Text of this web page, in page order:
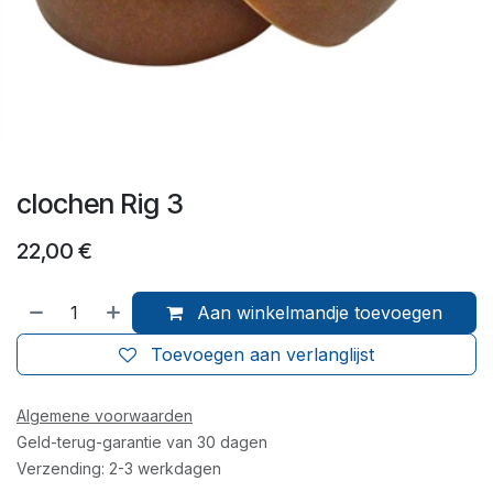
clochen Rig 3
22,00 €
Aan winkelmandje toevoegen
Toevoegen aan verlanglijst
Algemene voorwaarden
Geld-terug-garantie van 30 dagen
Verzending: 2-3 werkdagen